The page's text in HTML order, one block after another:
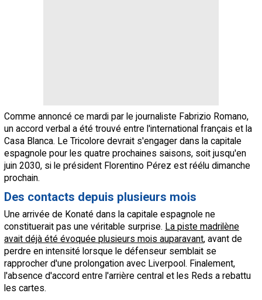
Comme annoncé ce mardi par le journaliste Fabrizio Romano,
un accord verbal a été trouvé entre l'international français et la
Casa Blanca. Le Tricolore devrait s'engager dans la capitale
espagnole pour les quatre prochaines saisons, soit jusqu'en
juin 2030, si le président Florentino Pérez est réélu dimanche
prochain.
Des contacts depuis plusieurs mois
Une arrivée de Konaté dans la capitale espagnole ne
constituerait pas une véritable surprise. La piste madrilène
avait déjà été évoquée plusieurs mois auparavant, avant de
perdre en intensité lorsque le défenseur semblait se
rapprocher d'une prolongation avec Liverpool. Finalement,
l'absence d'accord entre l'arrière central et les Reds a rebattu
les cartes.